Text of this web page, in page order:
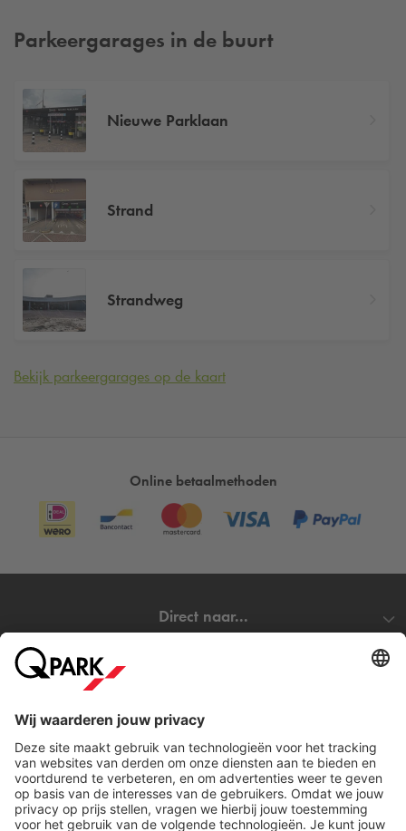
Parkeergarages in de buurt
Nieuwe Parklaan
Strand
Strandweg
Bekijk parkeergarages op de kaart
Online betaalmethoden
Direct naar...